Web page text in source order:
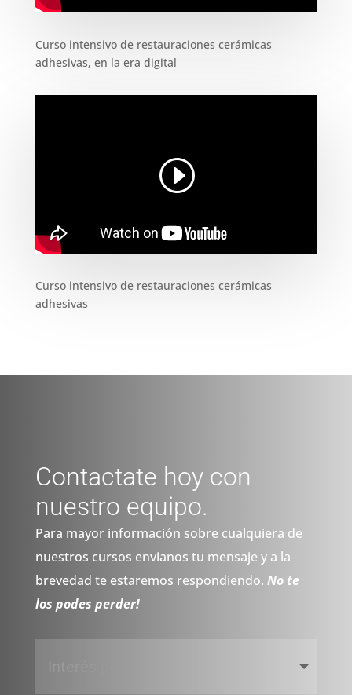
Curso intensivo de restauraciones cerámicas
adhesivas, en la era digital
Curso intensivo de restauraciones cerámicas
adhesivas
Contactate hoy con
nuestro equipo.
Para mayor información sobre cualquiera de
nuestros cursos envianos tu mensaje y a la
brevedad te estaremos respondiendo. No te
los podes perder!